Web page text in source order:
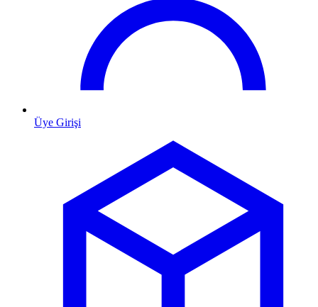
Üye Girişi